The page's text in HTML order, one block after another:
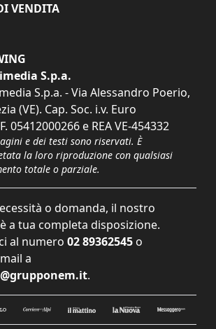
VENDITA
S.p.a.
S.p.a. - Via Alessandro Poerio,
(VE). Cap. Soc. i.v. Euro
05412000266 e REA VE-454332
e dei testi sono riservati. È
la loro riproduzione con qualsiasi
totale o parziale.
o domanda, il nostro
a tua completa disposizione.
al numero 02 89362545 o
a
.